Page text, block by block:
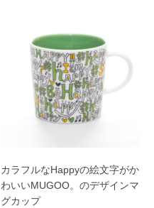
カラフルなHappyの絵文字がか
わいいMUGOO。のデザインマ
グカップ